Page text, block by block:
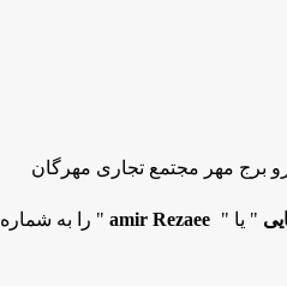
برج مهر مجتمع تجاری مهرگان
" یا " amir Rezaee" را به شماره